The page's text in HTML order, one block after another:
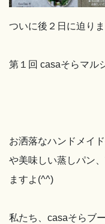
ついに後２日に迫りま
第１回 casaそらマル
お洒落なハンドメイ
や美味しい蒸しパン
ますよ(^^)
私たち、casaそらブ